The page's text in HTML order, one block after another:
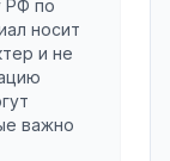
РФ по
носит
и не
важно